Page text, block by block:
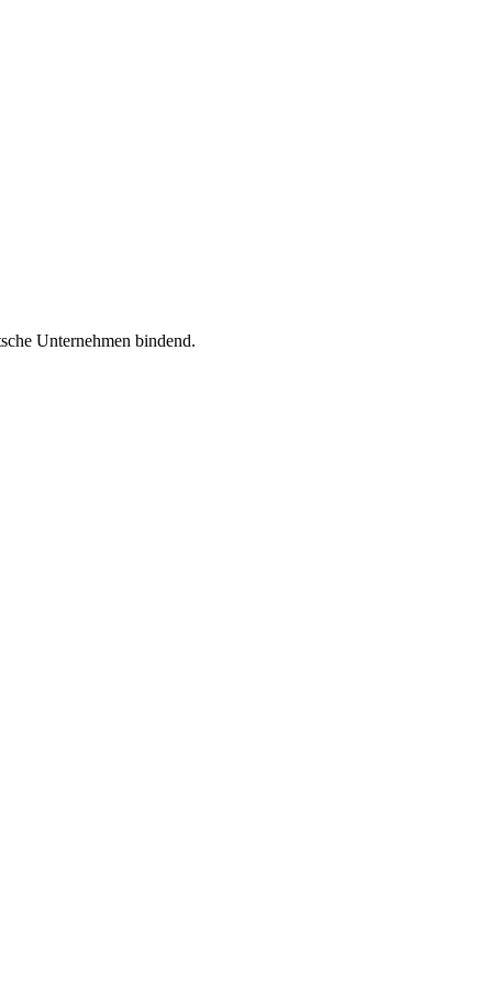
Unternehmen bindend.